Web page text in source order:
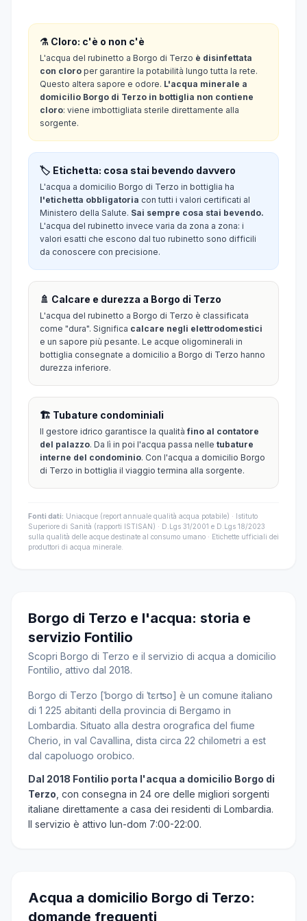
⚗️ Cloro: c'è o non c'è
L'acqua del rubinetto a Borgo di Terzo è disinfettata
con cloro per garantire la potabilità lungo tutta la rete.
Questo altera sapore e odore. L'acqua minerale a
domicilio Borgo di Terzo in bottiglia non contiene
cloro: viene imbottigliata sterile direttamente alla
sorgente.
🏷️ Etichetta: cosa stai bevendo davvero
L'acqua a domicilio Borgo di Terzo in bottiglia ha
l'etichetta obbligatoria con tutti i valori certificati al
Ministero della Salute. Sai sempre cosa stai bevendo.
L'acqua del rubinetto invece varia da zona a zona: i
valori esatti che escono dal tuo rubinetto sono difficili
da conoscere con precisione.
🚿 Calcare e durezza a Borgo di Terzo
L'acqua del rubinetto a Borgo di Terzo è classificata
come "dura". Significa calcare negli elettrodomestici
e un sapore più pesante. Le acque oligominerali in
bottiglia consegnate a domicilio a Borgo di Terzo hanno
durezza inferiore.
🏗️ Tubature condominiali
Il gestore idrico garantisce la qualitàfino al contatore
del palazzo. Da lì in poi l'acqua passa nelle tubature
interne del condominio. Con l'acqua a domicilio Borgo
di Terzo in bottiglia il viaggio termina alla sorgente.
Fonti dati: Uniacque (report annuale qualità acqua potabile) · Istituto
Superiore di Sanità (rapporti ISTISAN) · D.Lgs 31/2001 e D.Lgs 18/2023
sulla qualità delle acque destinate al consumo umano · Etichette ufficiali dei
produttori di acqua minerale.
Borgo di Terzo e l'acqua: storia e
servizio Fontilio
Scopri Borgo di Terzo e il servizio di acqua a domicilio
Fontilio, attivo dal 2018.
Borgo di Terzo [ˈborɡo di ˈtɛrʦo] è un comune italiano
di 1 225 abitanti della provincia di Bergamo in
Lombardia. Situato alla destra orografica del fiume
Cherio, in val Cavallina, dista circa 22 chilometri a est
dal capoluogo orobico.
Dal 2018 Fontilio porta l'acqua a domicilio Borgo di
Terzo , con consegna in 24 ore delle migliori sorgenti
italiane direttamente a casa dei residenti di Lombardia.
Il servizio è attivo lun-dom 7:00-22:00.
Acqua a domicilio Borgo di Terzo:
domande frequenti